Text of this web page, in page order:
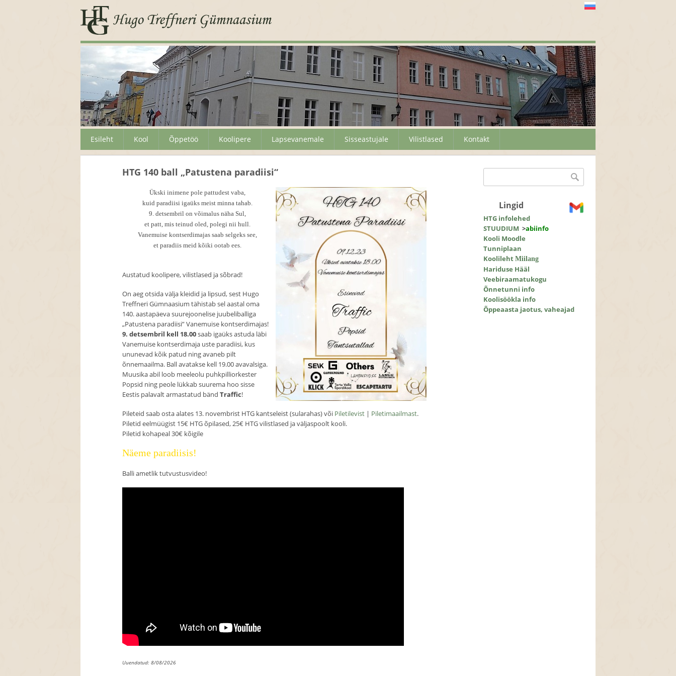
Esileht Kool Õppetöö Koolipere Lapsevanemale Sisseastujale Vilistlased Kontakt
HTG 140 ball „Patustena paradiisi“
Ükski inimene pole pattudest vaba,
kuid paradiisi igaüks meist minna tahab.
9. detsembril on võimalus näha Sul,
et patt, mis teinud oled, polegi nii hull.
Vanemuise kontserdimajas saab selgeks see,
et paradiis meid kõiki ootab ees.
Austatud koolipere, vilistlased ja sõbrad!
On aeg otsida välja kleidid ja lipsud, sest Hugo
Treffneri Gümnaasium tähistab sel aastal oma
140. aastapäeva suurejoonelise juubeliballiga
„Patustena paradiisi” Vanemuise kontserdimajas!
9. detsembril kell 18.00saab igaüks astuda läbi
Vanemuise kontserdimaja uste paradiisi, kus
ununevad kõik patud ning avaneb pilt
õnnemaailma. Ball avatakse kell 19.00 avavalsiga.
Muusika abil loob meeleolu puhkpilliorkester
Popsid ning peole lükkab suurema hoo sisse
Eestis palavalt armastatud bändTraffic!
Pileteid saab osta alates 13. novembrist HTG kantseleist (sularahas) või Piletilevist | Piletimaailmast.
Piletid eelmüügist 15€ HTG õpilased, 25€ HTG vilistlased ja väljaspoolt kooli.
Piletid kohapeal 30€ kõigile
Näeme paradiisis!
Balli ametlik tutvustusvideo!
Uuendatud: 8/08/2026
Otsinguvorm
Lingid
HTG infolehed
STUUDIUM >abiinfo
Kooli Moodle
Tunniplaan
KoolilehtMiilang
Hariduse Hääl
Veebiraamatukogu
Õnnetunni info
Koolisöökla info
Õppeaasta jaotus, vaheajad